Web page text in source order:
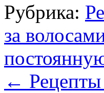
Рубрика:
за
←